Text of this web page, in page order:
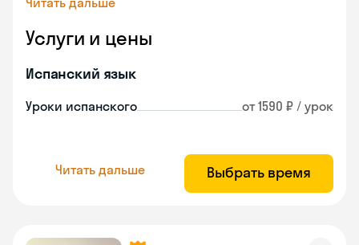
Услуги и цены
Испанский язык
Уроки испанского от 1590 ₽ / урок
Читать дальше Выбрать время